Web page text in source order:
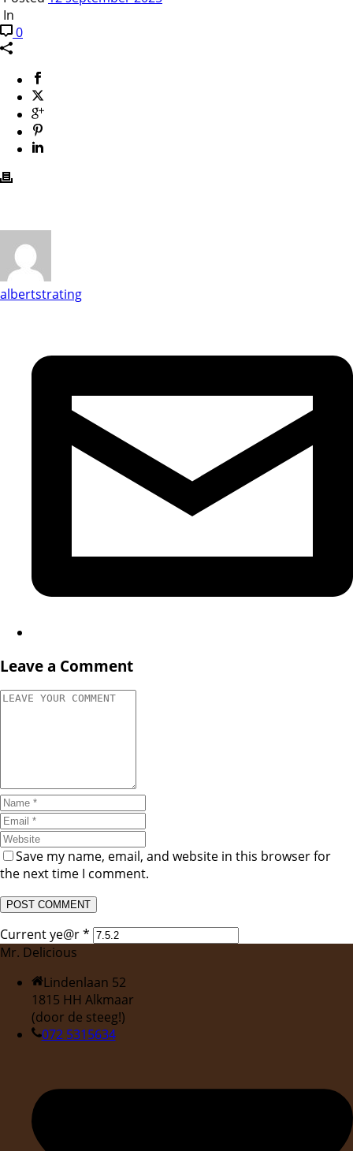
In
0
albertstrating
Leave a Comment
Save my name, email, and website in this browser for
the next time I comment.
Current ye@r*
Mr. Delicious
Lindenlaan 52
1815 HH Alkmaar
(door de steeg!)
072 5315634